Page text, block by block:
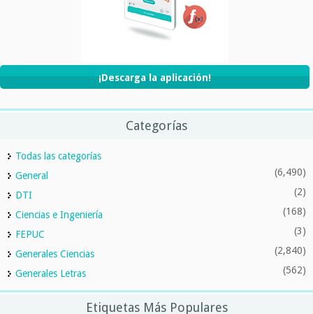
¡Descarga la aplicación!
Categorías
Todas las categorías
General
(6,490)
DTI (2)
Ciencias e Ingeniería (168)
FEPUC (3)
Generales Ciencias (2,840)
Generales Letras (562)
Etiquetas Más Populares